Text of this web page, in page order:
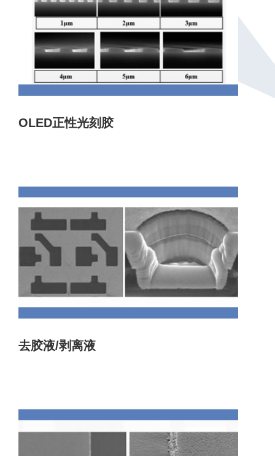
OLED正性光刻胶
去胶液/剥离液